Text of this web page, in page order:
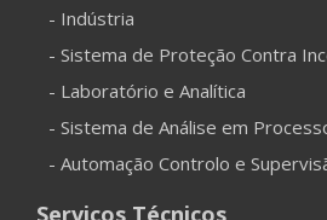
- Indústria
- Sistema de Proteção Contra
- Laboratório e Analítica
- Sistema de Análise em
- Automação Controlo e
Serviços Técnicos